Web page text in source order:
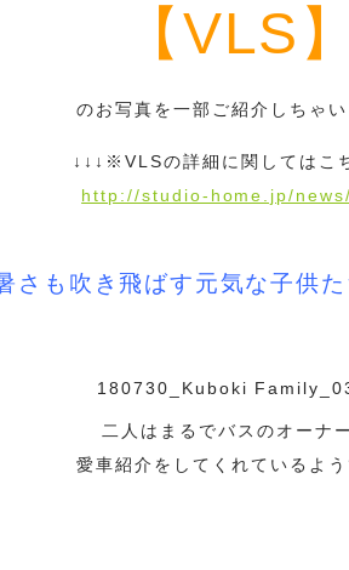
【VLS】
のお写真を一部ご紹介しちゃい
↓↓↓※VLSの詳細に関してはこ
http://studio-home.jp/
も吹き飛ばす元気な子供
二人はまるでバスのオーナ
愛車紹介をしてくれているよ